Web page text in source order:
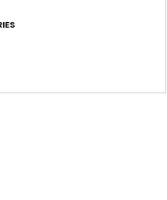
qualità-prezzo
sembra resistente e dotata